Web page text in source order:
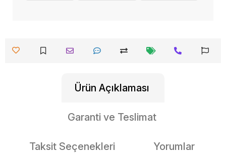
Ürün Açıklaması
Garanti ve Teslimat
Taksit Seçenekleri Yorumlar